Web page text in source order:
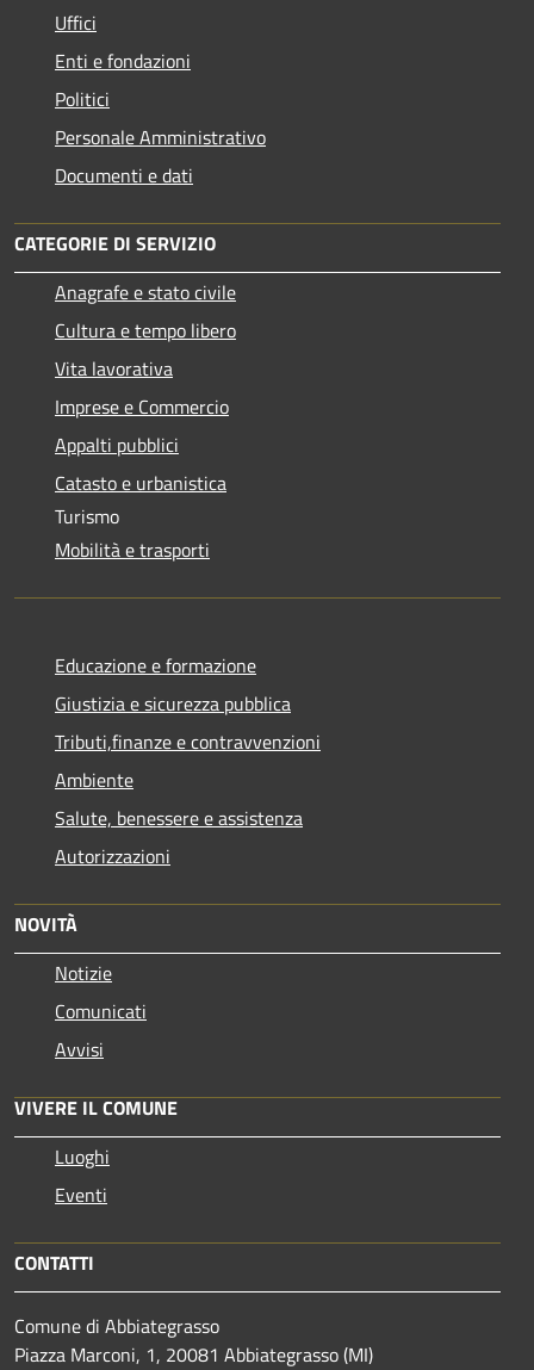
Uffici
Enti e fondazioni
Politici
Personale Amministrativo
Documenti e dati
CATEGORIE DI SERVIZIO
Anagrafe e stato civile
Cultura e tempo libero
Vita lavorativa
Imprese e Commercio
Appalti pubblici
Catasto e urbanistica
Turismo
Mobilità e trasporti
Educazione e formazione
Giustizia e sicurezza pubblica
Tributi,finanze e contravvenzioni
Ambiente
Salute, benessere e assistenza
Autorizzazioni
NOVITÀ
Notizie
Comunicati
Avvisi
VIVERE IL COMUNE
Luoghi
Eventi
CONTATTI
Comune di Abbiategrasso
Piazza Marconi, 1, 20081 Abbiategrasso (MI)